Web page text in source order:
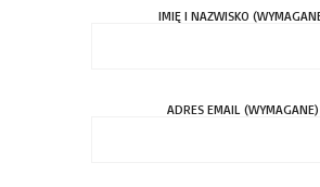
IMIĘ I NAZWISKO
ADRES EMAIL (WYMAGANE)